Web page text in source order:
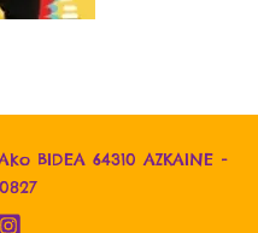
BIDEA 64310 AZKAINE -